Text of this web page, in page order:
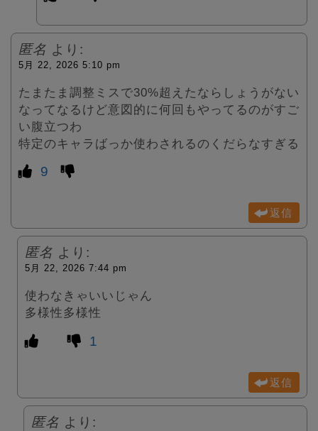
匿名 より:
5月 22, 2026 5:10 pm
たまたま調整ミスで30%超えたならしょうがない
なってなるけど意図的に何回もやってるのがすご
い腹立つわ
特定のキャラばっか使わされるのくだらなすぎる
9
返信
匿名 より:
5月 22, 2026 7:44 pm
使わなきゃいいじゃん
多様性多様性
1
返信
匿名 より: